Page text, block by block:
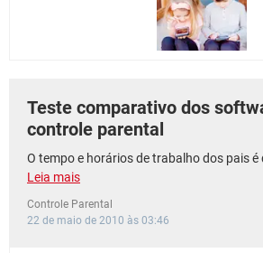
Teste comparativo dos
controle parental
O tempo e horários de trabalho dos pais é
Leia mais
Controle Parental
22 de maio de 2010 às 03:46